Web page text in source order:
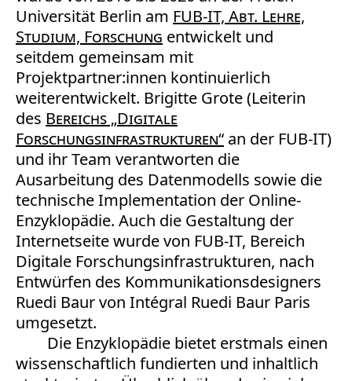
Universität Berlin am FUB-IT, Abt. Lehre,
Studium, Forschung entwickelt und
seitdem gemeinsam mit
Projektpartner:innen kontinuierlich
weiterentwickelt. Brigitte Grote (Leiterin
des Bereichs „Digitale
Forschungsinfrastrukturen“ an der FUB-IT)
und ihr Team verantworten die
Ausarbeitung des Datenmodells sowie die
technische Implementation der Online-
Enzyklopädie. Auch die Gestaltung der
Internetseite wurde von FUB-IT, Bereich
Digitale Forschungsinfrastrukturen, nach
Entwürfen des Kommunikationsdesigners
Ruedi Baur von Intégral Ruedi Baur Paris
umgesetzt.
Die Enzyklopädie bietet erstmals einen
wissenschaftlich fundierten und inhaltlich